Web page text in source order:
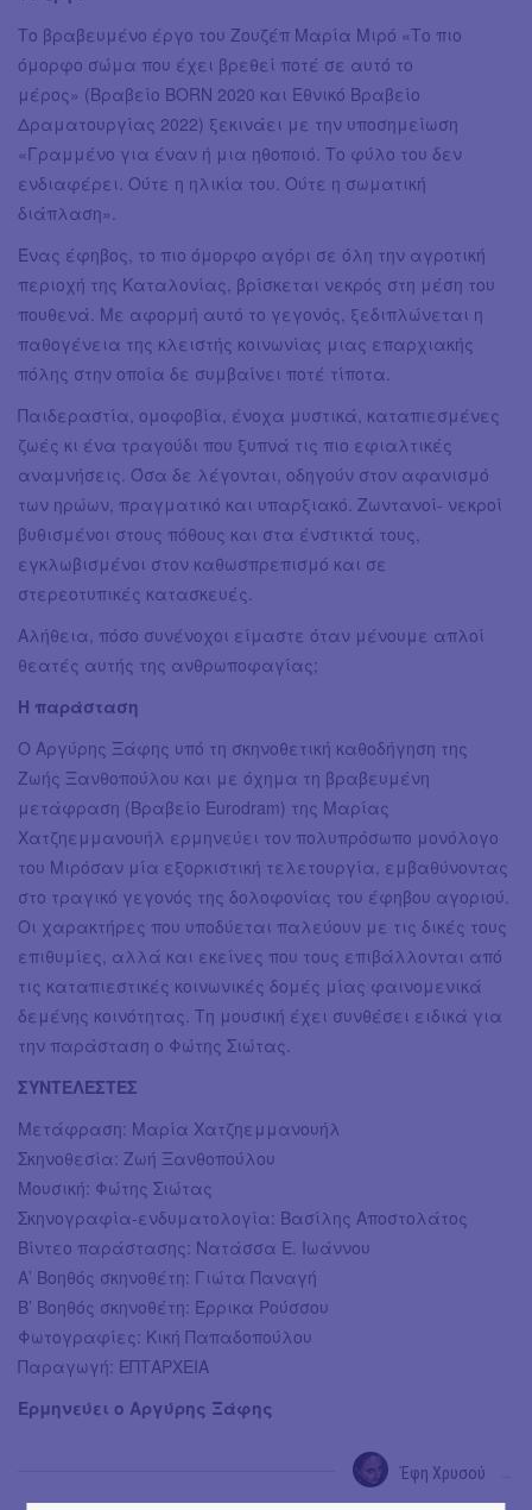
Το βραβευμένο έργο του Ζουζέπ Μαρία Μιρό «Το πιο
όμορφο σώμα που έχει βρεθεί ποτέ σε αυτό το
μέρος» (Βραβείο BORN 2020 και Εθνικό Βραβείο
Δραματουργίας 2022) ξεκινάει με την υποσημείωση
«Γραμμένο για έναν ή μια ηθοποιό. Το φύλο του δεν
ενδιαφέρει. Ούτε η ηλικία του. Ούτε η σωματική
διάπλαση».
Ένας έφηβος, το πιο όμορφο αγόρι σε όλη την αγροτική
περιοχή της Καταλονίας, βρίσκεται νεκρός στη μέση του
πουθενά. Με αφορμή αυτό το γεγονός, ξεδιπλώνεται η
παθογένεια της κλειστής κοινωνίας μιας επαρχιακής
πόλης στην οποία δε συμβαίνει ποτέ τίποτα.
Παιδεραστία, ομοφοβία, ένοχα μυστικά, καταπιεσμένες
ζωές κι ένα τραγούδι που ξυπνά τις πιο εφιαλτικές
αναμνήσεις. Όσα δε λέγονται, οδηγούν στον αφανισμό
των ηρώων, πραγματικό και υπαρξιακό. Ζωντανοί- νεκροί
βυθισμένοι στους πόθους και στα ένστικτά τους,
εγκλωβισμένοι στον καθωσπρεπισμό και σε
στερεοτυπικές κατασκευές.
Αλήθεια, πόσο συνένοχοι είμαστε όταν μένουμε απλοί
θεατές αυτής της ανθρωποφαγίας;
Η παράσταση
Ο Αργύρης Ξάφης υπό τη σκηνοθετική καθοδήγηση της
Ζωής Ξανθοπούλου και με όχημα τη βραβευμένη
μετάφραση (Βραβείο Eurodram) της Μαρίας
Χατζηεμμανουήλ ερμηνεύει τον πολυπρόσωπο μονόλογο
του Μιρόσαν μία εξορκιστική τελετουργία, εμβαθύνοντας
στο τραγικό γεγονός της δολοφονίας του έφηβου αγοριού.
Οι χαρακτήρες που υποδύεται παλεύουν με τις δικές τους
επιθυμίες, αλλά και εκείνες που τους επιβάλλονται από
τις καταπιεστικές κοινωνικές δομές μίας φαινομενικά
δεμένης κοινότητας. Τη μουσική έχει συνθέσει ειδικά για
την παράσταση ο Φώτης Σιώτας.
ΣΥΝΤΕΛΕΣΤΕΣ
Μετάφραση: Μαρία Χατζηεμμανουήλ
Σκηνοθεσία: Ζωή Ξανθοπούλου
Μουσική: Φώτης Σιώτας
Σκηνογραφία-ενδυματολογία: Βασίλης Αποστολάτος
Βίντεο παράστασης: Νατάσσα Ε. Ιωάννου
Α’ Βοηθός σκηνοθέτη: Γιώτα Παναγή
Β’ Βοηθός σκηνοθέτη: Έρρικα Ρούσσου
Φωτογραφίες: Κική Παπαδοπούλου
Παραγωγή: ΕΠΤΑΡΧΕΙΑ
Ερμηνεύει ο Αργύρης Ξάφης
Έφη Χρυσού